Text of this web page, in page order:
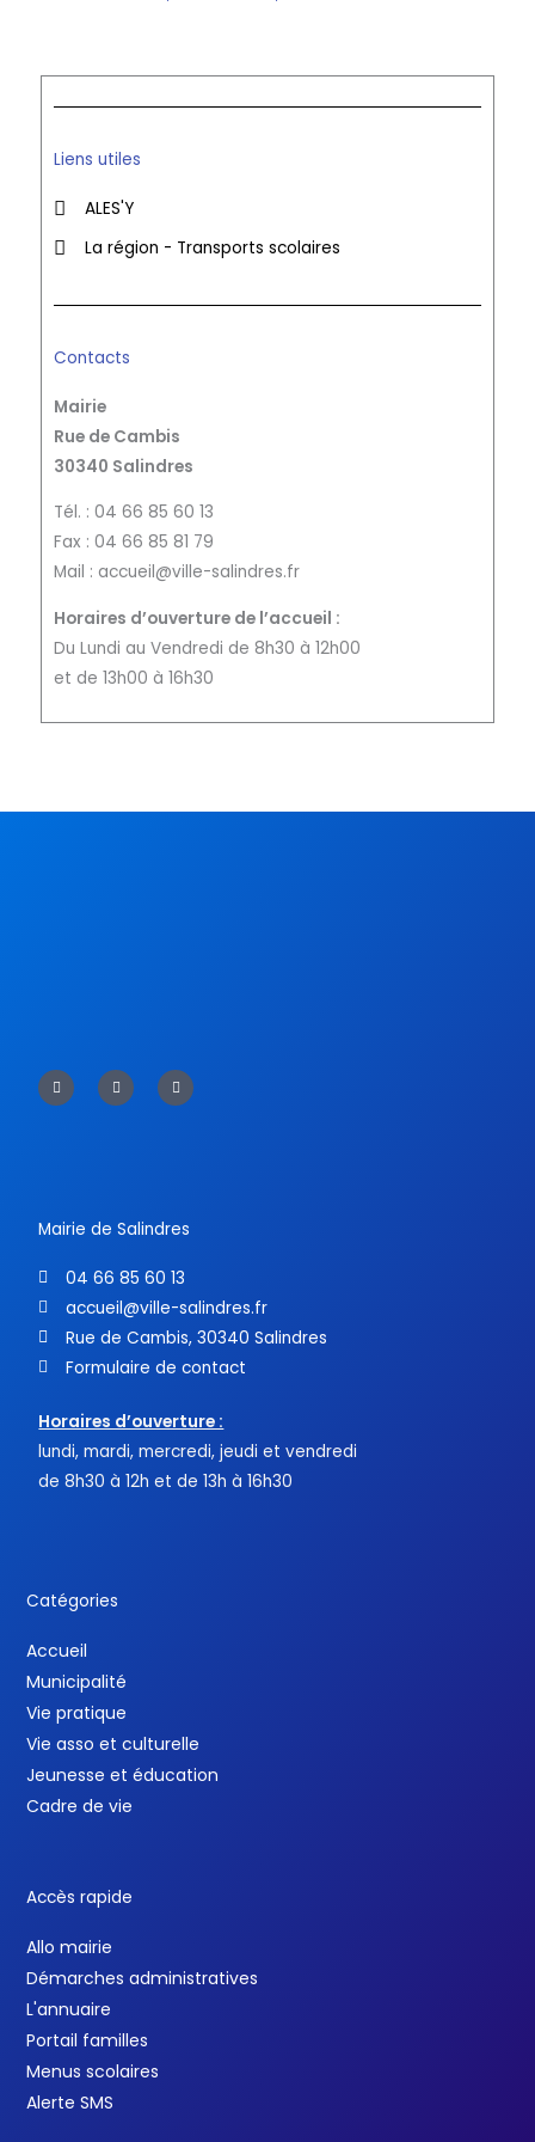
Liens utiles
ALES'Y
La région - Transports scolaires
Contacts
Mairie
Rue de Cambis
30340 Salindres
Tél. : 04 66 85 60 13
Fax : 04 66 85 81 79
Mail : accueil@ville-salindres.fr
Horaires d’ouverture de l’accueil :
Du Lundi au Vendredi de 8h30 à 12h00
et de 13h00 à 16h30
a
c
e
w
i
t
o
u
t
Mairie de Salindres
04 66 85 60 13
accueil@ville-salindres.fr
Rue de Cambis, 30340 Salindres
Formulaire de contact
Horaires d’ouverture :
lundi, mardi, mercredi, jeudi et vendredi
de 8h30 à 12h et de 13h à 16h30
Catégories
Accueil
Municipalité
Vie pratique
Vie asso et culturelle
Jeunesse et éducation
Cadre de vie
Accès rapide
Allo mairie
Démarches administratives
L'annuaire
Portail familles
Menus scolaires
Alerte SMS